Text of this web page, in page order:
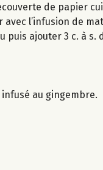
de papier
l’infusion de
ajouter 3 c. à
au gingembre.